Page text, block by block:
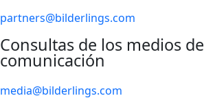
partners@bilderlings.com
Consultas de los medios de
comunicación
media@bilderlings.com